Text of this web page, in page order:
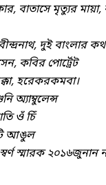
বাতাসে মৃত্যুর মায়া,
দুই বাংলার
কবির পোর্ট্রেট
হরেকরকমবা।
অ্যাম্বুলেন্স
ওঁ চিঁ
আঙুল
স্বর্ণ স্মারক ২০১৬জুনান